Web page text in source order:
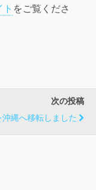
をご覧くださ
次の投稿
縄へ移転しました